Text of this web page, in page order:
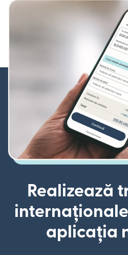
Realizează
aplicația